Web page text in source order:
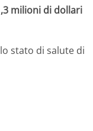
milioni di dollari
stato di salute di